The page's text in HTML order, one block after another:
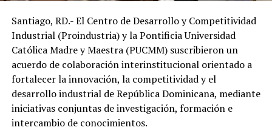
Santiago, RD.- El Centro de Desarrollo y Competitividad
Industrial (Proindustria) y la Pontificia Universidad
Católica Madre y Maestra (PUCMM) suscribieron un
acuerdo de colaboración interinstitucional orientado a
fortalecer la innovación, la competitividad y el
desarrollo industrial de República Dominicana, mediante
iniciativas conjuntas de investigación, formación e
intercambio de conocimientos.